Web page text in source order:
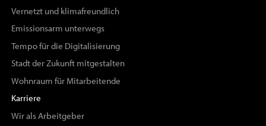
Vernetzt und klimafreundlich
Emissionsarm unterwegs
Tempo für die Digitalisierung
Stadt der Zukunft mitgestalten
Wohnraum für Mitarbeitende
Karriere
Wir als Arbeitgeber